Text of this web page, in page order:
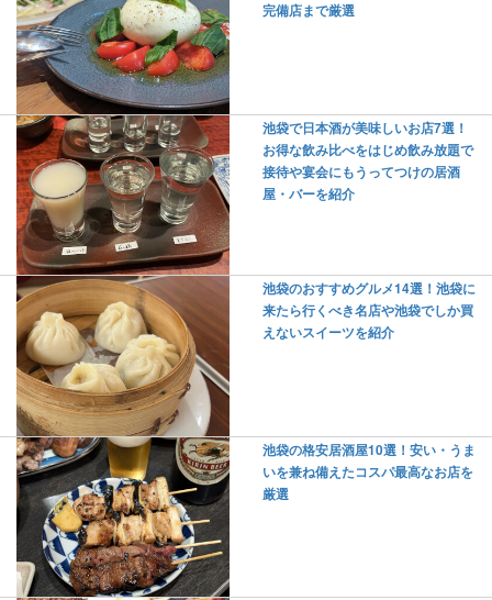
完備店まで厳選
池袋で日本酒が美味しいお店7選！
お得な飲み比べをはじめ飲み放題で
接待や宴会にもうってつけの居酒
屋・バーを紹介
池袋のおすすめグルメ14選！池袋に
来たら行くべき名店や池袋でしか買
えないスイーツを紹介
池袋の格安居酒屋10選！安い・うま
いを兼ね備えたコスパ最高なお店を
厳選